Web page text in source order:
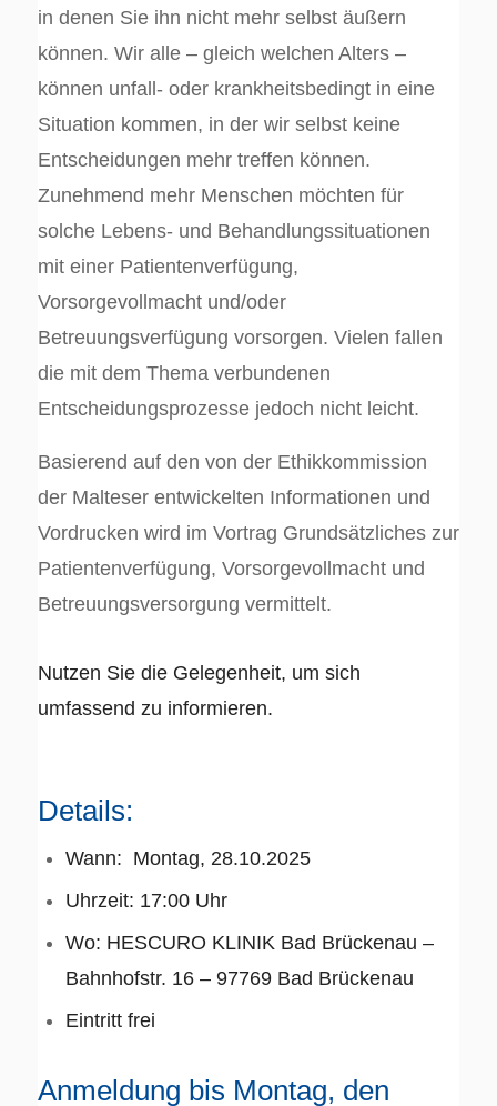
in denen Sie ihn nicht mehr selbst äußern
können. Wir alle – gleich welchen Alters –
können unfall- oder krankheitsbedingt in eine
Situation kommen, in der wir selbst keine
Entscheidungen mehr treffen können.
Zunehmend mehr Menschen möchten für
solche Lebens- und Behandlungssituationen
mit einer Patientenverfügung,
Vorsorgevollmacht und/oder
Betreuungsverfügung vorsorgen. Vielen fallen
die mit dem Thema verbundenen
Entscheidungsprozesse jedoch nicht leicht.
Basierend auf den von der Ethikkommission
der Malteser entwickelten Informationen und
Vordrucken wird im Vortrag Grundsätzliches zur
Patientenverfügung, Vorsorgevollmacht und
Betreuungsversorgung vermittelt.
Nutzen Sie die Gelegenheit, um sich
umfassend zu informieren.
Details:
Wann: Montag, 28.10.2025
Uhrzeit: 17:00 Uhr
Wo: HESCURO KLINIK Bad Brückenau –
Bahnhofstr. 16 – 97769 Bad Brückenau
Eintritt frei
Anmeldung bis Montag, den